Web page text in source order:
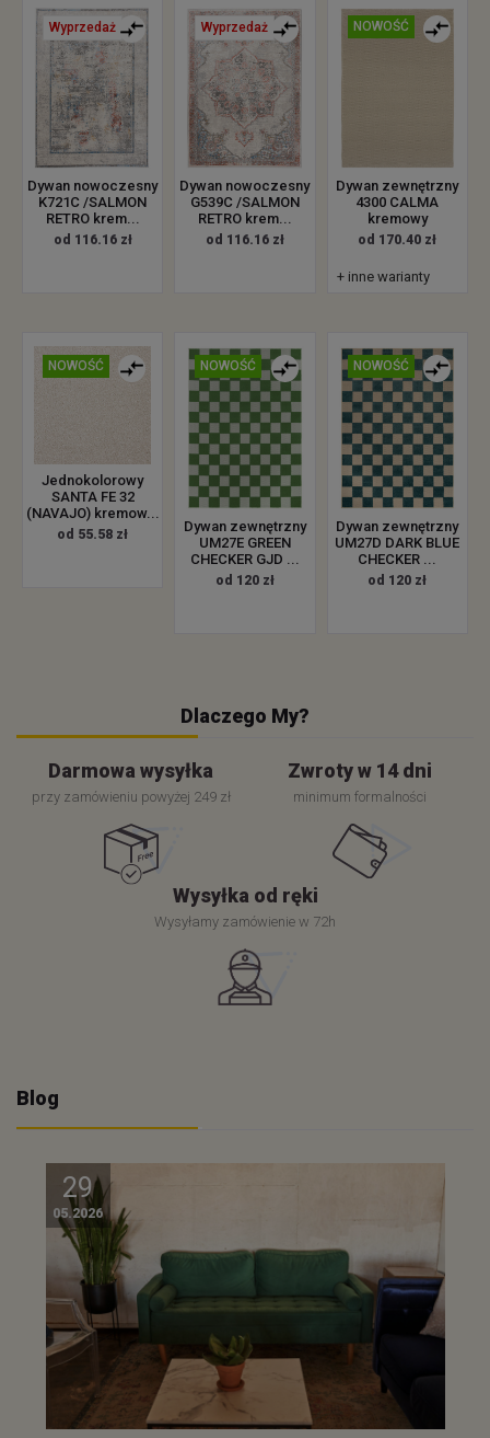
Wyprzedaż
Dywan nowoczesny
K721C /SALMON
RETRO krem...
od 116.16 zł
Wyprzedaż
Dywan nowoczesny
G539C /SALMON
RETRO krem...
od 116.16 zł
NOWOŚĆ
Dywan zewnętrzny
4300 CALMA
kremowy
od 170.40 zł
+ inne warianty
NOWOŚĆ
Jednokolorowy
SANTA FE 32
(NAVAJO) kremow...
od 55.58 zł
NOWOŚĆ
Dywan zewnętrzny
UM27E GREEN
CHECKER GJD ...
od 120 zł
NOWOŚĆ
Dywan zewnętrzny
UM27D DARK BLUE
CHECKER ...
od 120 zł
Dlaczego My?
Darmowa wysyłka
przy zamówieniu powyżej 249 zł
Zwroty w 14 dni
minimum formalności
Wysyłka od ręki
Wysyłamy zamówienie w 72h
Blog
29
05.2026